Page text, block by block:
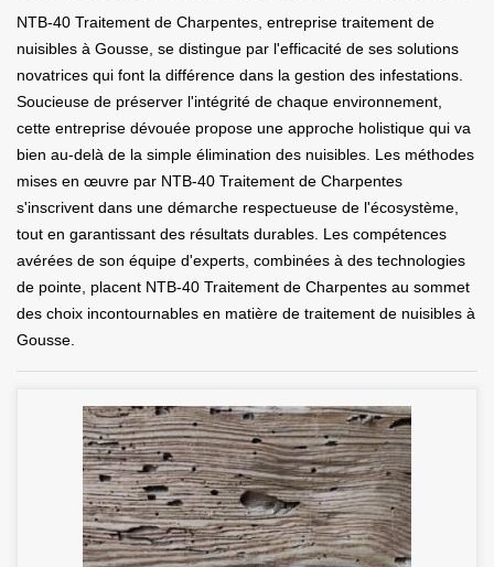
NTB-40 Traitement de Charpentes, entreprise traitement de
nuisibles à Gousse, se distingue par l'efficacité de ses solutions
novatrices qui font la différence dans la gestion des infestations.
Soucieuse de préserver l'intégrité de chaque environnement,
cette entreprise dévouée propose une approche holistique qui va
bien au-delà de la simple élimination des nuisibles. Les méthodes
mises en œuvre par NTB-40 Traitement de Charpentes
s'inscrivent dans une démarche respectueuse de l'écosystème,
tout en garantissant des résultats durables. Les compétences
avérées de son équipe d'experts, combinées à des technologies
de pointe, placent NTB-40 Traitement de Charpentes au sommet
des choix incontournables en matière de traitement de nuisibles à
Gousse.